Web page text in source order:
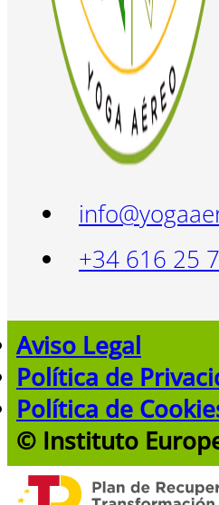
+34 616 25
Aviso Legal
Política de
Política de
© Instituto